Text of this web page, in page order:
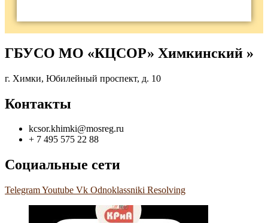
ГБУСО МО «КЦСОР» Химкинский »
г. Химки, Юбилейный проспект, д. 10
Контакты
kcsor.khimki@mosreg.ru
+ 7 495 575 22 88
Социальные сети
TelegramYoutube Vk Odnoklassniki Resolving